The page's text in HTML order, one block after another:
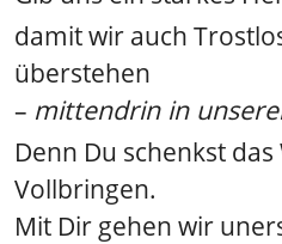
damit wir auch
überstehen
– mittendrin in
Denn Du schenkst
Vollbringen.
Mit Dir gehen wir